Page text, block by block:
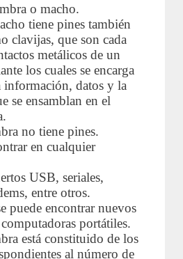
o macho.
tiene pines también
clavijas, que son cada
metálicos de un
los cuales se encarga
información, datos y la
se ensamblan en el
no tiene pines.
en cualquier
USB, seriales,
entre otros.
puede encontrar nuevos
portátiles.
está constituido de los
al número de